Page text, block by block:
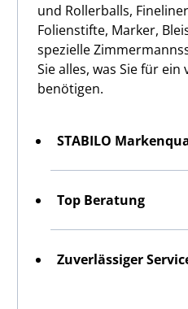
und Rollerballs,
Folienstifte, Marker,
spezielle
Sie alles, was Sie für
benötigen.
STABILO
Top Beratung
Zuverlässiger